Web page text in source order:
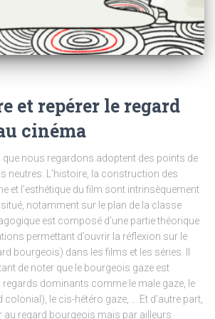
et repérer le regard
cinéma
que nous regardons adoptent des points de
neutres. L’histoire, la construction des
et l’esthétique du film sont intrinsèquement
situé, notamment sur le plan de la classe
est composé d’une partie théorique
permettant d’ouvrir la réflexion sur le
bourgeois) dans les films et les séries. Il
de noter que le bourgeois gaze est
regards dominants comme le male gaze, le
le cis-hétéro gaze, … Et d’autre part,
au regard bourgeois mais par ailleurs